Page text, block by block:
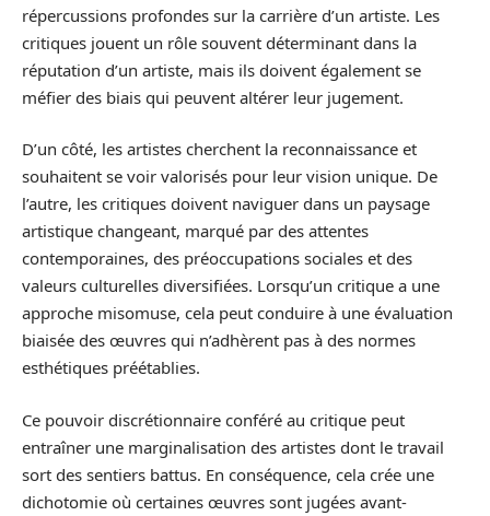
répercussions profondes sur la carrière d’un artiste. Les
critiques jouent un rôle souvent déterminant dans la
réputation d’un artiste, mais ils doivent également se
méfier des biais qui peuvent altérer leur jugement.
D’un côté, les artistes cherchent la reconnaissance et
souhaitent se voir valorisés pour leur vision unique. De
l’autre, les critiques doivent naviguer dans un paysage
artistique changeant, marqué par des attentes
contemporaines, des préoccupations sociales et des
valeurs culturelles diversifiées. Lorsqu’un critique a une
approche misomuse, cela peut conduire à une évaluation
biaisée des œuvres qui n’adhèrent pas à des normes
esthétiques préétablies.
Ce pouvoir discrétionnaire conféré au critique peut
entraîner une marginalisation des artistes dont le travail
sort des sentiers battus. En conséquence, cela crée une
dichotomie où certaines œuvres sont jugées avant-